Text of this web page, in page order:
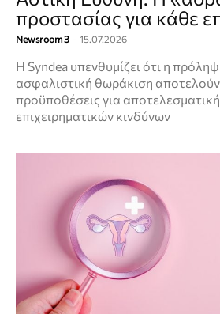
προστασίας για κάθε
Newsroom 3 - 15.07.2026
Η Syndea υπενθυμίζει ότι η
ασφαλιστική θωράκιση
προϋποθέσεις για
επιχειρηματικών κινδύνων